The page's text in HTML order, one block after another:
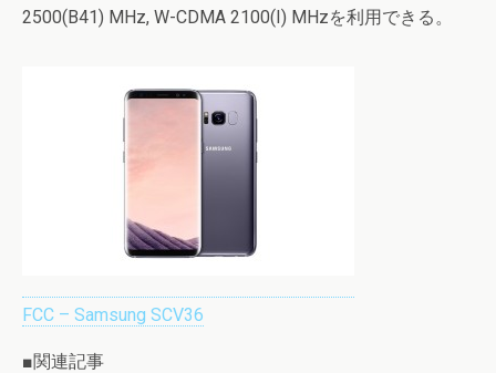
2500(B41) MHz, W-CDMA 2100(I) MHzを利用できる。
FCC – Samsung SCV36
■関連記事